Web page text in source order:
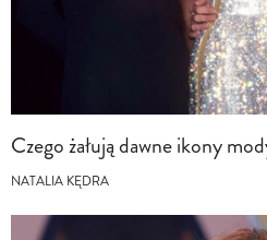
Czego żałują dawne ikony
NATALIA KĘDRA